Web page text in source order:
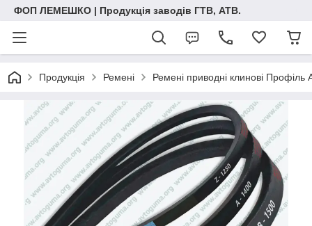
ФОП ЛЕМЕШКО | Продукція заводів ГТВ, АТВ.
Продукція Ремені Ремені приводні клинові